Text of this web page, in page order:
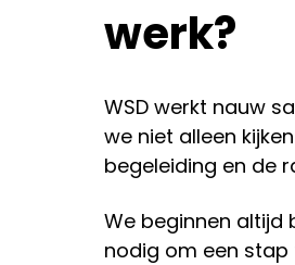
werk?
WSD werkt nauw
we niet alleen
begeleiding en de
We beginnen altijd
nodig om een stap